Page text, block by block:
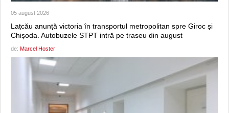
05 august 2026
Lațcău anunță victoria în transportul metropolitan spre Giroc și
Chișoda. Autobuzele STPT intră pe traseu din august
de: Marcel Hoster